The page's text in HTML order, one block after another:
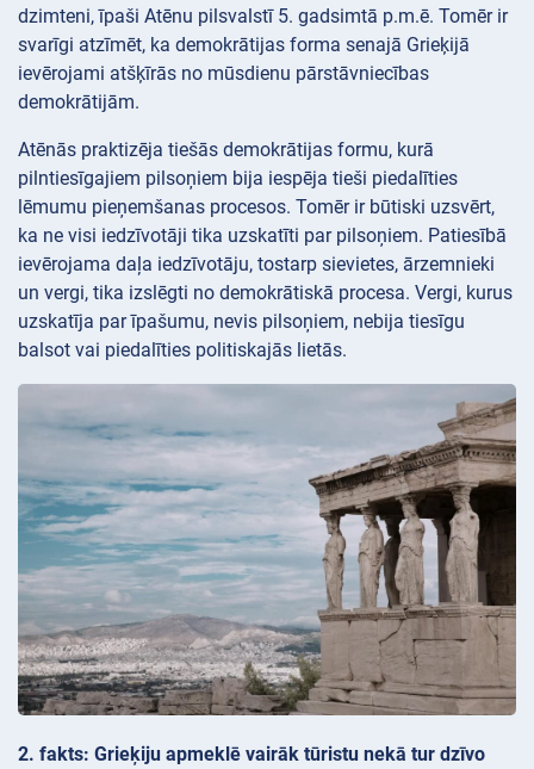
dzimteni, īpaši Atēnu pilsvalstī 5. gadsimtā p.m.ē. Tomēr ir
svarīgi atzīmēt, ka demokrātijas forma senajā Grieķijā
ievērojami atšķīrās no mūsdienu pārstāvniecības
demokrātijām.
Atēnās praktizēja tiešās demokrātijas formu, kurā
pilntiesīgajiem pilsoņiem bija iespēja tieši piedalīties
lēmumu pieņemšanas procesos. Tomēr ir būtiski uzsvērt,
ka ne visi iedzīvotāji tika uzskatīti par pilsoņiem. Patiesībā
ievērojama daļa iedzīvotāju, tostarp sievietes, ārzemnieki
un vergi, tika izslēgti no demokrātiskā procesa. Vergi, kurus
uzskatīja par īpašumu, nevis pilsoņiem, nebija tiesīgu
balsot vai piedalīties politiskajās lietās.
2. fakts: Grieķiju apmeklē vairāk tūristu nekā tur dzīvo